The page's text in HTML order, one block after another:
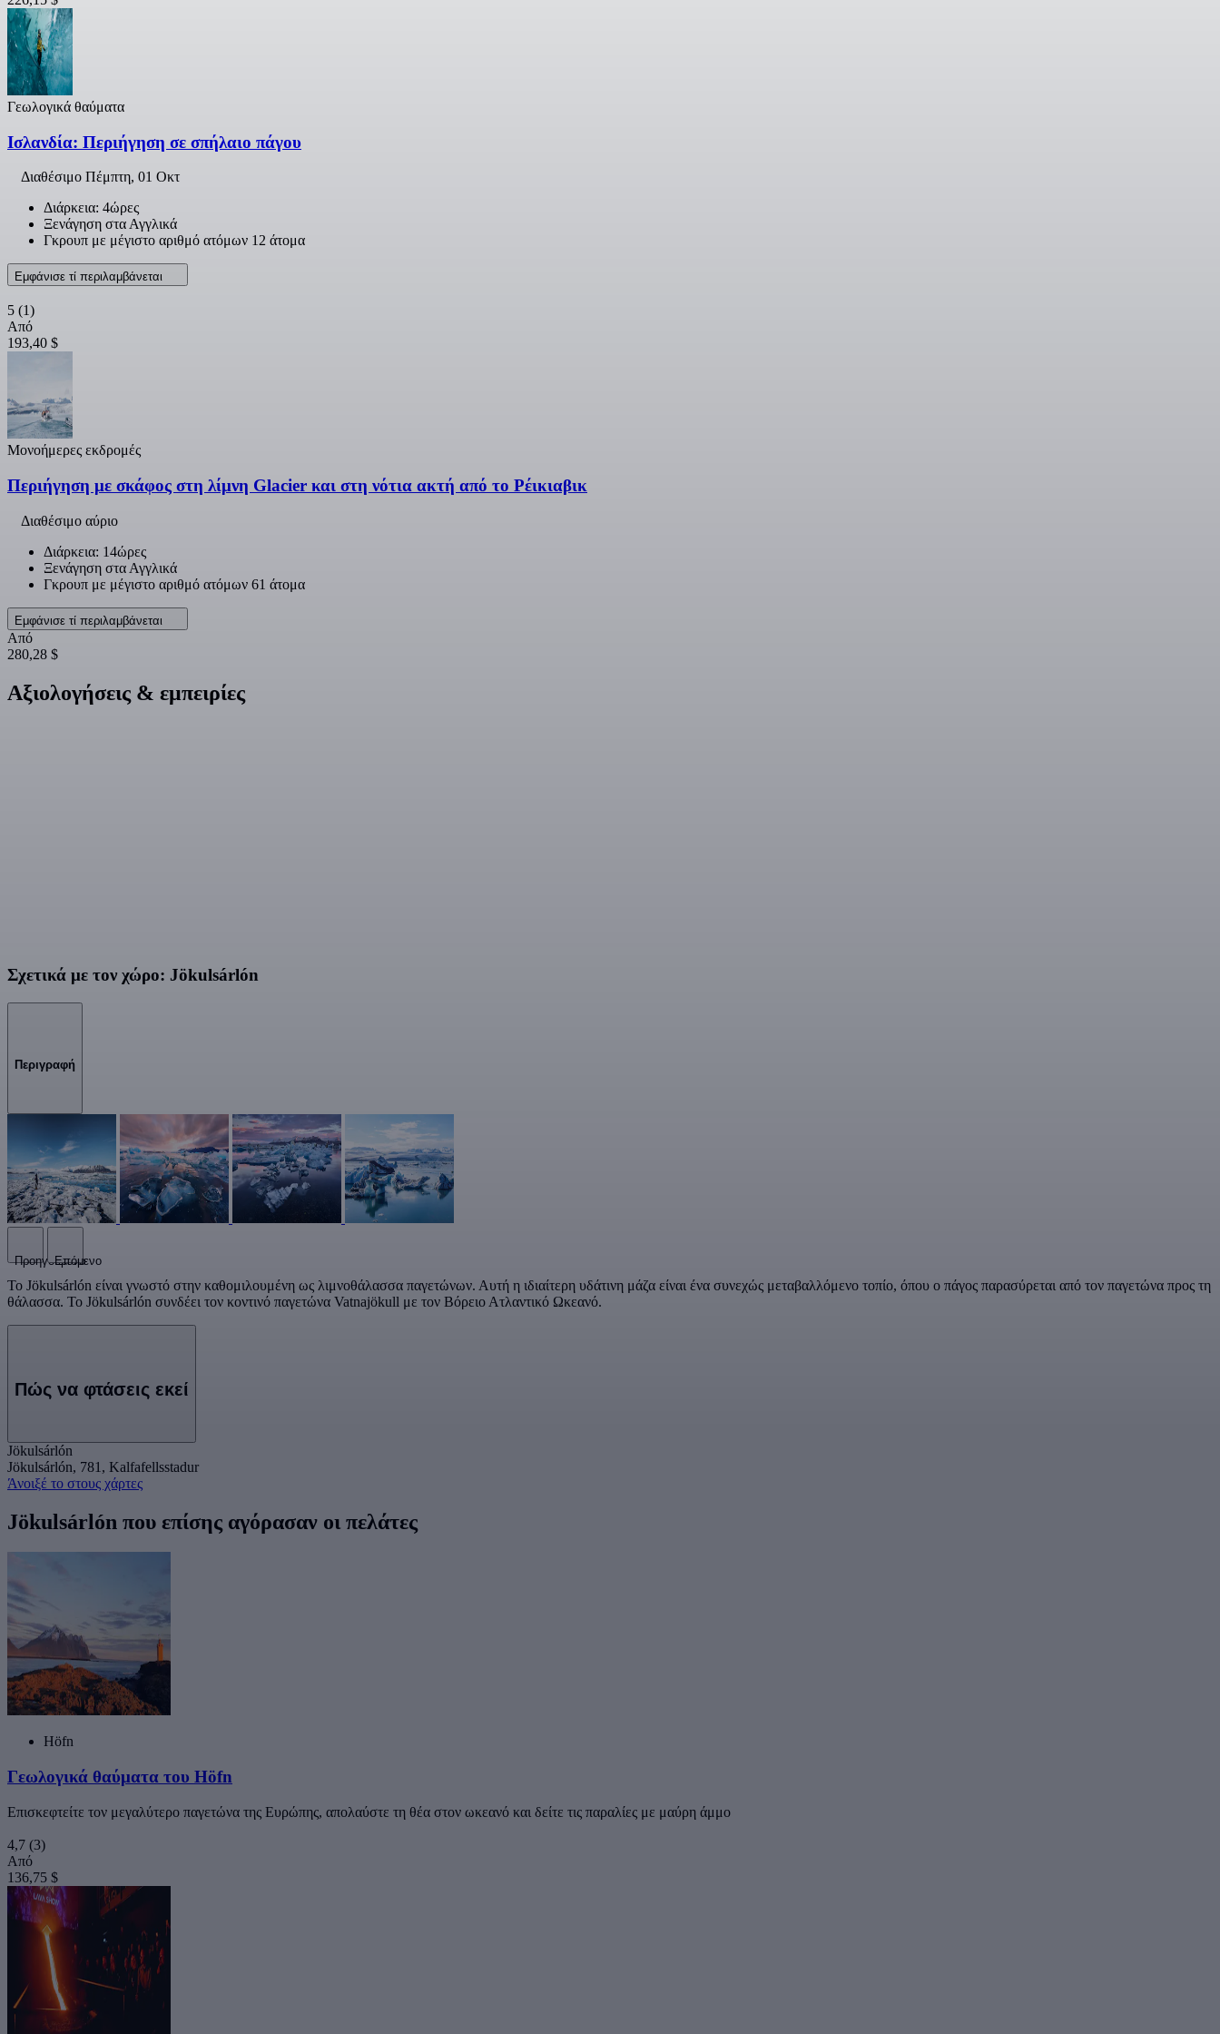
Γεωλογικά θαύματα
Ισλανδία: Περιήγηση σε σπήλαιο πάγου
Διαθέσιμο Πέμπτη, 01 Οκτ
Διάρκεια: 4ώρες
Ξενάγηση στα Αγγλικά
Γκρουπ με μέγιστο αριθμό ατόμων 12 άτομα
Εμφάνισε τί περιλαμβάνεται
5 (1)
Από
193,40 $
Μονοήμερες εκδρομές
Περιήγηση με σκάφος στη λίμνη Glacier και στη νότια ακτή από το Ρέικιαβικ
Διαθέσιμο αύριο
Διάρκεια: 14ώρες
Ξενάγηση στα Αγγλικά
Γκρουπ με μέγιστο αριθμό ατόμων 61 άτομα
Εμφάνισε τί περιλαμβάνεται
Από
280,28 $
Αξιολογήσεις & εμπειρίες
Σχετικά με τον χώρο: Jökulsárlón
Περιγραφή
Προηγούμενο
Επόμενο
Το Jökulsárlón είναι γνωστό στην καθομιλουμένη ως λιμνοθάλασσα παγετώνων. Αυτή η ιδιαίτερη υδάτινη μάζα είναι ένα συνεχώς μεταβαλλόμενο τοπίο, όπου ο πάγος παρασύρεται από τον παγετώνα προς τη
θάλασσα. Το Jökulsárlón συνδέει τον κοντινό παγετώνα Vatnajökull με τον Βόρειο Ατλαντικό Ωκεανό.
Πώς να φτάσεις εκεί
Jökulsárlón
Jökulsárlón, 781, Kalfafellsstadur
Άνοιξέ το στους χάρτες
Jökulsárlón που επίσης αγόρασαν οι πελάτες
Höfn
Γεωλογικά θαύματα του Höfn
Επισκεφτείτε τον μεγαλύτερο παγετώνα της Ευρώπης, απολαύστε τη θέα στον ωκεανό και δείτε τις παραλίες με μαύρη άμμο
4,7 (3)
Από
136,75 $